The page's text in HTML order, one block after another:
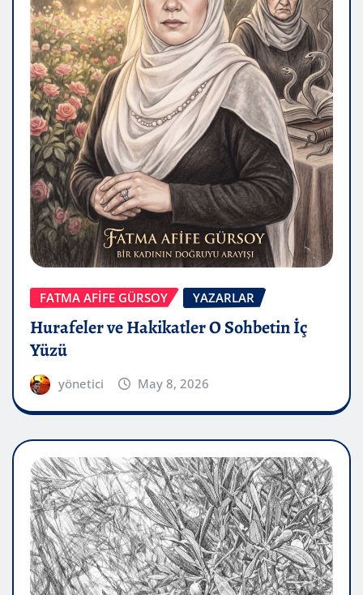
FATMA AFİFE GÜRSOY YAZARLAR
Hurafeler ve Hakikatler O Sohbetin İç
Yüzü
yönetici May 8, 2026